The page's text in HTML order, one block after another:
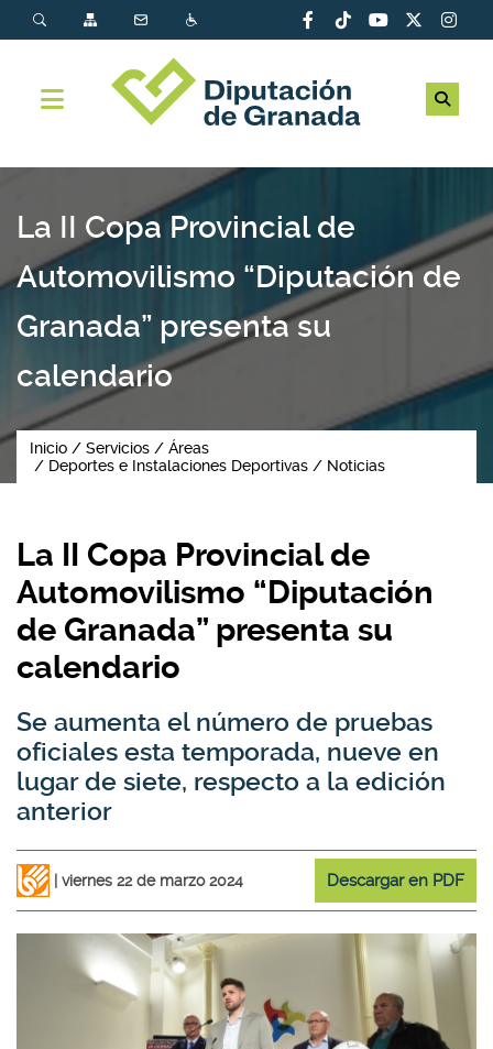
La II Copa Provincial de
Automovilismo “Diputación de
Granada” presenta su
calendario
Inicio Servicios
Áreas
Deportes e Instalaciones Deportivas
Noticias
La II Copa Provincial de
Automovilismo “Diputación
de Granada” presenta su
calendario
Se aumenta el número de pruebas
oficiales esta temporada, nueve en
lugar de siete, respecto a la edición
anterior
viernes 22 de marzo 2024 Descargar en PDF